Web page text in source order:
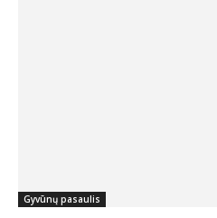
Gyvūnų pasaulis